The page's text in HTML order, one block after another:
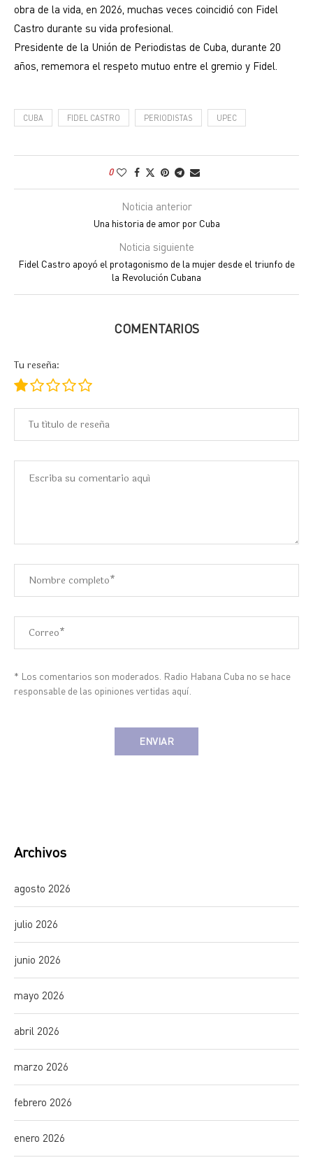
obra de la vida, en 2026, muchas veces coincidió con Fidel
Castro durante su vida profesional.
Presidente de la Unión de Periodistas de Cuba, durante 20
años, rememora el respeto mutuo entre el gremio y Fidel.
CUBA FIDEL CASTRO PERIODISTAS UPEC
0
Noticia anterior
Una historia de amor por Cuba
Noticia siguiente
Fidel Castro apoyó el protagonismo de la mujer desde el triunfo de
la Revolución Cubana
COMENTARIOS
Tu reseña:
* Los comentarios son moderados. Radio Habana Cuba no se hace
responsable de las opiniones vertidas aquí.
Archivos
agosto 2026
julio 2026
junio 2026
mayo 2026
abril 2026
marzo 2026
febrero 2026
enero 2026